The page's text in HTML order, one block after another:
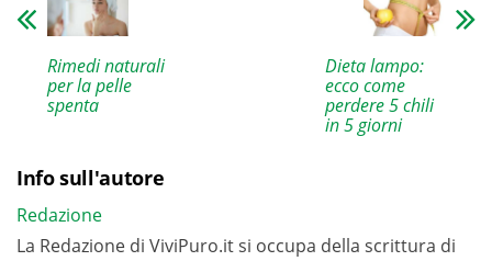
Rimedi naturali
per la pelle
spenta
Dieta lampo:
ecco come
perdere 5 chili
in 5 giorni
Info sull'autore
Redazione
La Redazione di ViviPuro.it si occupa della scrittura di